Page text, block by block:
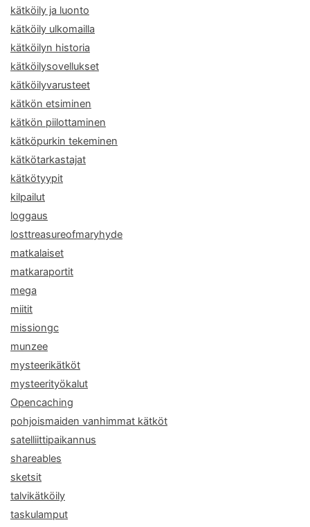
kätköily ja luonto
kätköily ulkomailla
kätköilyn historia
kätköilysovellukset
kätköilyvarusteet
kätkön etsiminen
kätkön piilottaminen
kätköpurkin tekeminen
kätkötarkastajat
kätkötyypit
kilpailut
loggaus
losttreasureofmaryhyde
matkalaiset
matkaraportit
mega
miitit
missiongc
munzee
mysteerikätköt
mysteerityökalut
Opencaching
pohjoismaiden vanhimmat kätköt
satelliittipaikannus
shareables
sketsit
talvikätköily
taskulamput